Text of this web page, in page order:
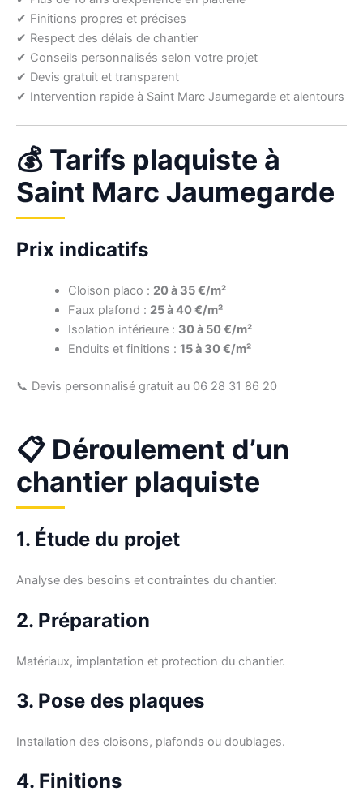
✔ Finitions propres et précises
✔ Respect des délais de chantier
✔ Conseils personnalisés selon votre projet
✔ Devis gratuit et transparent
✔ Intervention rapide à Saint Marc Jaumegarde et alentours
💰 Tarifs plaquiste à
Saint Marc Jaumegarde
Prix indicatifs
Cloison placo : 20 à 35 €/m²
Faux plafond : 25 à 40 €/m²
Isolation intérieure : 30 à 50 €/m²
Enduits et finitions : 15 à 30 €/m²
📞 Devis personnalisé gratuit au 06 28 31 86 20
📋 Déroulement d’un
chantier plaquiste
1. Étude du projet
Analyse des besoins et contraintes du chantier.
2. Préparation
Matériaux, implantation et protection du chantier.
3. Pose des plaques
Installation des cloisons, plafonds ou doublages.
4. Finitions